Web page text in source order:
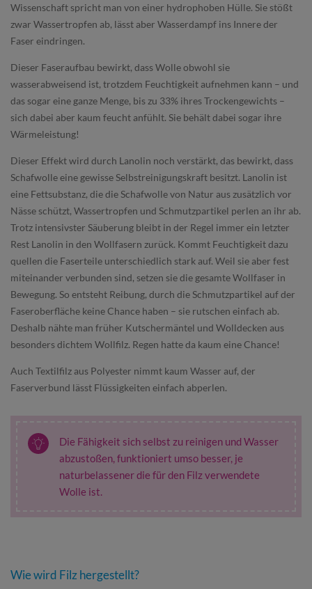
Wissenschaft spricht man von einer hydrophoben Hülle. Sie stößt
zwar Wassertropfen ab, lässt aber Wasserdampf ins Innere der
Faser eindringen.
Dieser Faseraufbau bewirkt, dass Wolle obwohl sie
wasserabweisend ist, trotzdem Feuchtigkeit aufnehmen kann – und
das sogar eine ganze Menge, bis zu 33% ihres Trockengewichts –
sich dabei aber kaum feucht anfühlt. Sie behält dabei sogar ihre
Wärmeleistung!
Dieser Effekt wird durch Lanolin noch verstärkt, das bewirkt, dass
Schafwolle eine gewisse Selbstreinigungskraft besitzt. Lanolin ist
eine Fettsubstanz, die die Schafwolle von Natur aus zusätzlich vor
Nässe schützt, Wassertropfen und Schmutzpartikel perlen an ihr ab.
Trotz intensivster Säuberung bleibt in der Regel immer ein letzter
Rest Lanolin in den Wollfasern zurück. Kommt Feuchtigkeit dazu
quellen die Faserteile unterschiedlich stark auf. Weil sie aber fest
miteinander verbunden sind, setzen sie die gesamte Wollfaser in
Bewegung. So entsteht Reibung, durch die Schmutzpartikel auf der
Faseroberfläche keine Chance haben – sie rutschen einfach ab.
Deshalb nähte man früher Kutschermäntel und Wolldecken aus
besonders dichtem Wollfilz. Regen hatte da kaum eine Chance!
Auch Textilfilz aus Polyester nimmt kaum Wasser auf, der
Faserverbund lässt Flüssigkeiten einfach abperlen.
Die Fähigkeit sich selbst zu reinigen und Wasser
abzustoßen, funktioniert umso besser, je
naturbelassener die für den Filz verwendete
Wolle ist.
Wie wird Filz hergestellt?